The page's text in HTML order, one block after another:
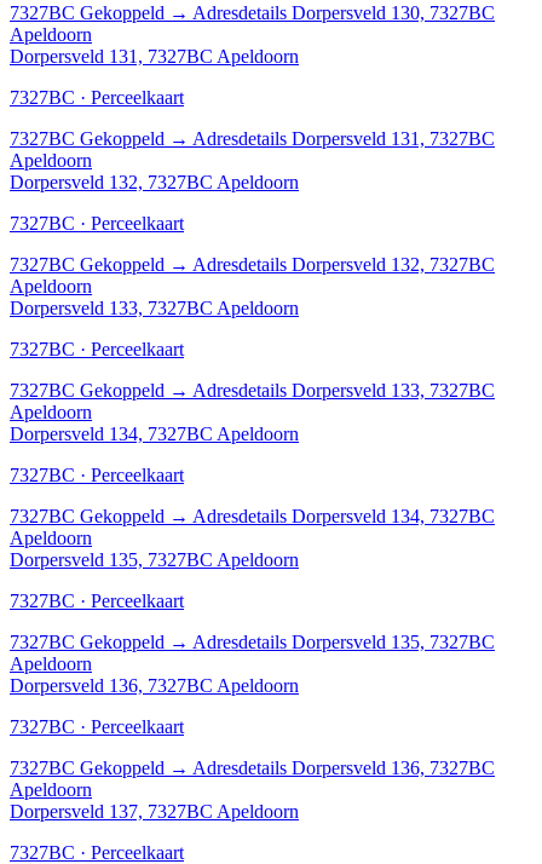
7327BC Gekoppeld → Adresdetails Dorpersveld 130, 7327BC
Apeldoorn
Dorpersveld 131, 7327BC Apeldoorn
7327BC · Perceelkaart
7327BC Gekoppeld → Adresdetails Dorpersveld 131, 7327BC
Apeldoorn
Dorpersveld 132, 7327BC Apeldoorn
7327BC · Perceelkaart
7327BC Gekoppeld → Adresdetails Dorpersveld 132, 7327BC
Apeldoorn
Dorpersveld 133, 7327BC Apeldoorn
7327BC · Perceelkaart
7327BC Gekoppeld → Adresdetails Dorpersveld 133, 7327BC
Apeldoorn
Dorpersveld 134, 7327BC Apeldoorn
7327BC · Perceelkaart
7327BC Gekoppeld → Adresdetails Dorpersveld 134, 7327BC
Apeldoorn
Dorpersveld 135, 7327BC Apeldoorn
7327BC · Perceelkaart
7327BC Gekoppeld → Adresdetails Dorpersveld 135, 7327BC
Apeldoorn
Dorpersveld 136, 7327BC Apeldoorn
7327BC · Perceelkaart
7327BC Gekoppeld → Adresdetails Dorpersveld 136, 7327BC
Apeldoorn
Dorpersveld 137, 7327BC Apeldoorn
7327BC · Perceelkaart